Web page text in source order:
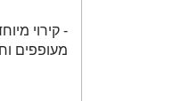
- קירוי
מעופפים